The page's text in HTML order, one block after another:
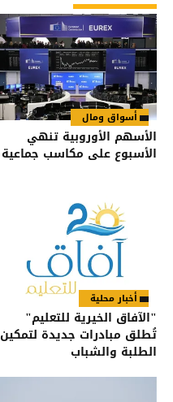
أسواق ومال
الأسهم الأوروبية تنهي
الأسبوع على مكاسب جماعية
أخبار محلية
"الآفاق الخيرية للتعليم"
تُطلق مبادرات جديدة لتمكين
الطلبة والشباب